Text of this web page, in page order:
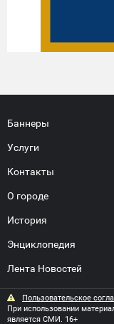
Баннеры
Услуги
Контакты
О городе
История
Энциклопедия
Лента Новостей
Пользовательское
При использовании
является СМИ. 16+